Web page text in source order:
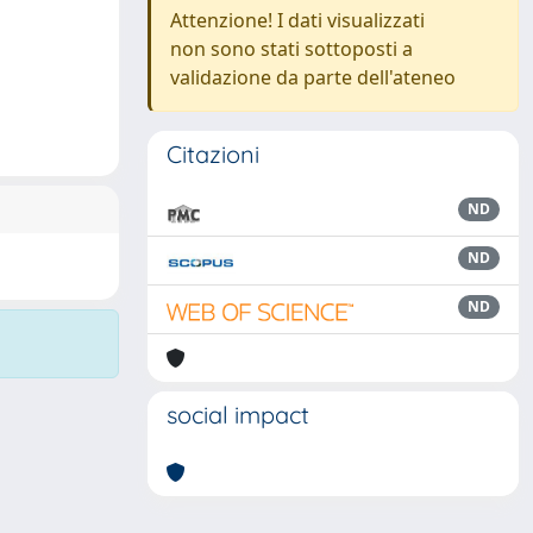
Attenzione! I dati visualizzati
non sono stati sottoposti a
validazione da parte dell'ateneo
Citazioni
ND
ND
ND
social impact